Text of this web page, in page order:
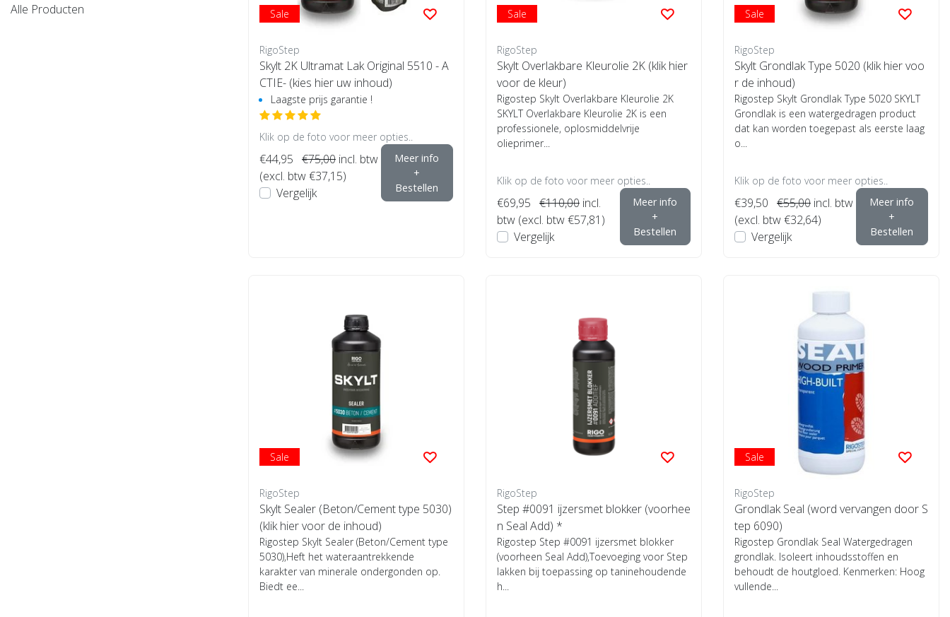
Alle Producten
Sale
RigoStep
Skylt 2K Ultramat Lak Original 5510 - A
CTIE- (kies hier uw inhoud)
Laagste prijs garantie !
Klik op de foto voor meer opties..
€44,95 €75,00 incl. btw
(excl. btw €37,15)
Vergelijk
Meer info
+
Bestellen
Sale
RigoStep
Skylt Overlakbare Kleurolie 2K (klik hier
voor de kleur)
Rigostep Skylt Overlakbare Kleurolie 2K
SKYLT Overlakbare Kleurolie 2K is een
professionele, oplosmiddelvrije
olieprimer...
Klik op de foto voor meer opties..
€69,95 €110,00 incl.
btw (excl. btw €57,81)
Vergelijk
Meer info
+
Bestellen
Sale
RigoStep
Skylt Grondlak Type 5020 (klik hier voo
r de inhoud)
Rigostep Skylt Grondlak Type 5020 SKYLT
Grondlak is een watergedragen product
dat kan worden toegepast als eerste laag
o...
Klik op de foto voor meer opties..
€39,50 €55,00 incl. btw
(excl. btw €32,64)
Vergelijk
Meer info
+
Bestellen
Sale
RigoStep
Skylt Sealer (Beton/Cement type 5030)
(klik hier voor de inhoud)
Rigostep Skylt Sealer (Beton/Cement type
5030),Heft het wateraantrekkende
karakter van minerale ondergonden op.
Biedt ee...
RigoStep
Step #0091 ijzersmet blokker (voorhee
n Seal Add) *
Rigostep Step #0091 ijzersmet blokker
(voorheen Seal Add),Toevoeging voor Step
lakken bij toepassing op taninehoudende
h...
Sale
RigoStep
Grondlak Seal (word vervangen door S
tep 6090)
Rigostep Grondlak Seal Watergedragen
grondlak. Isoleert inhoudsstoffen en
behoudt de houtgloed. Kenmerken: Hoog
vullende...